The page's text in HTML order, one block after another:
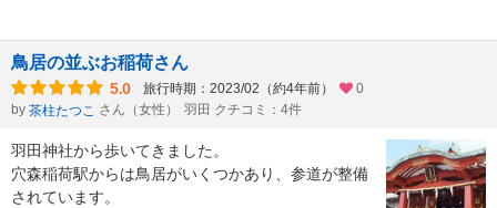
鳥居の並ぶお稲荷さん
5.0 旅行時期：2023/02（約4年前）
0
by 茶柱たつこ さん（女性） 羽田 クチコミ：4件
羽田神社から歩いてきました。
穴森稲荷駅からは鳥居がいくつかあり、参道が整備
されています。